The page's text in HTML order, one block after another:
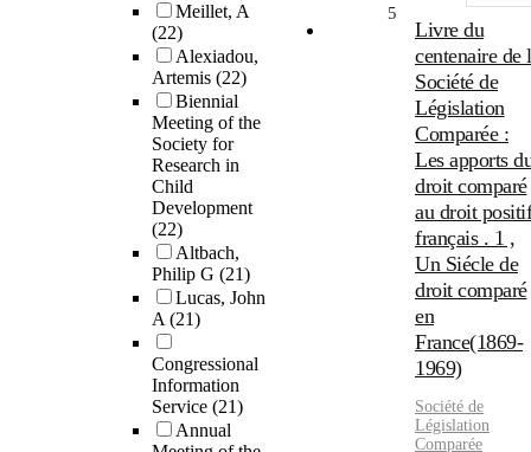
Meillet, A
(22)
Alexiadou,
Artemis (22)
Biennial
Meeting of the
Society for
Research in
Child
Development
(22)
Altbach,
Philip G (21)
Lucas, John
A(21)
Congressional
Information
Service (21)
Annual
5
Livre du
centenaire de
Société de
Législation
Comparée :
Les apports
droit comparé
au droit positif
français . 1 ,
Un Siécle de
droit comparé
en
France(1869-
1969)
Société de
Législation
Comparée